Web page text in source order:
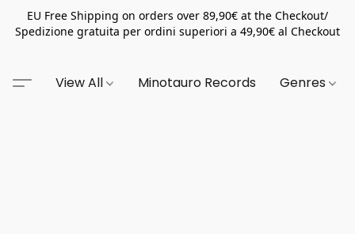
EU Free Shipping on orders over 89,90€ at the Checkout/
Spedizione gratuita per ordini superiori a 49,90€ al Checkout
View All Minotauro Records Genres